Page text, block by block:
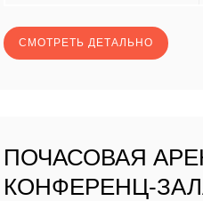
СМОТРЕТЬ ДЕТАЛЬНО
ПОЧАСОВАЯ
КОНФЕРЕНЦ-